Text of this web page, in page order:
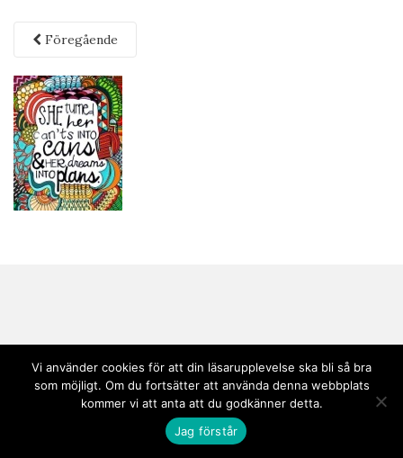
Föregående
Copyright © 2020 Andebark | Tema avColorlibdrivs medWordPress
Vi använder cookies för att din läsarupplevelse ska bli så bra
som möjligt. Om du fortsätter att använda denna webbplats
kommer vi att anta att du godkänner detta.
Jag förstår